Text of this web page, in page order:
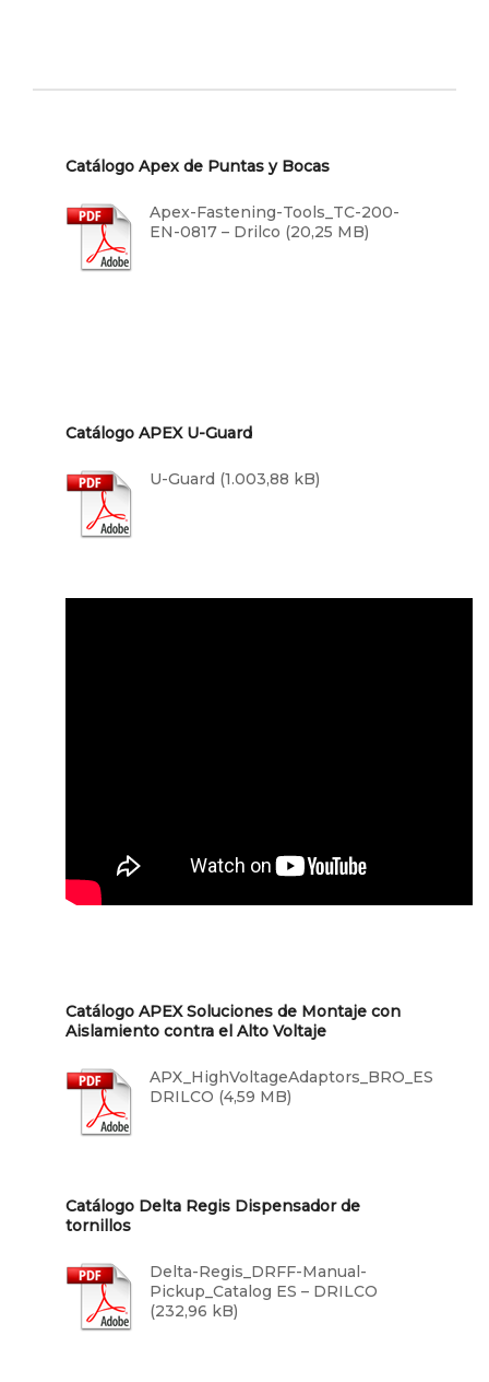
Catálogo Apex de Puntas y Bocas
Apex-Fastening-Tools_TC-200-
EN-0817 – Drilco
Catálogo APEX U-Guard
U-Guard
Catálogo APEX Soluciones de Montaje con
Aislamiento contra el Alto Voltaje
APX_HighVoltageAdaptors_BRO_ES
DRILCO
Catálogo Delta Regis Dispensador de
tornillos
Delta-Regis_DRFF-Manual-
Pickup_Catalog ES – DRILCO